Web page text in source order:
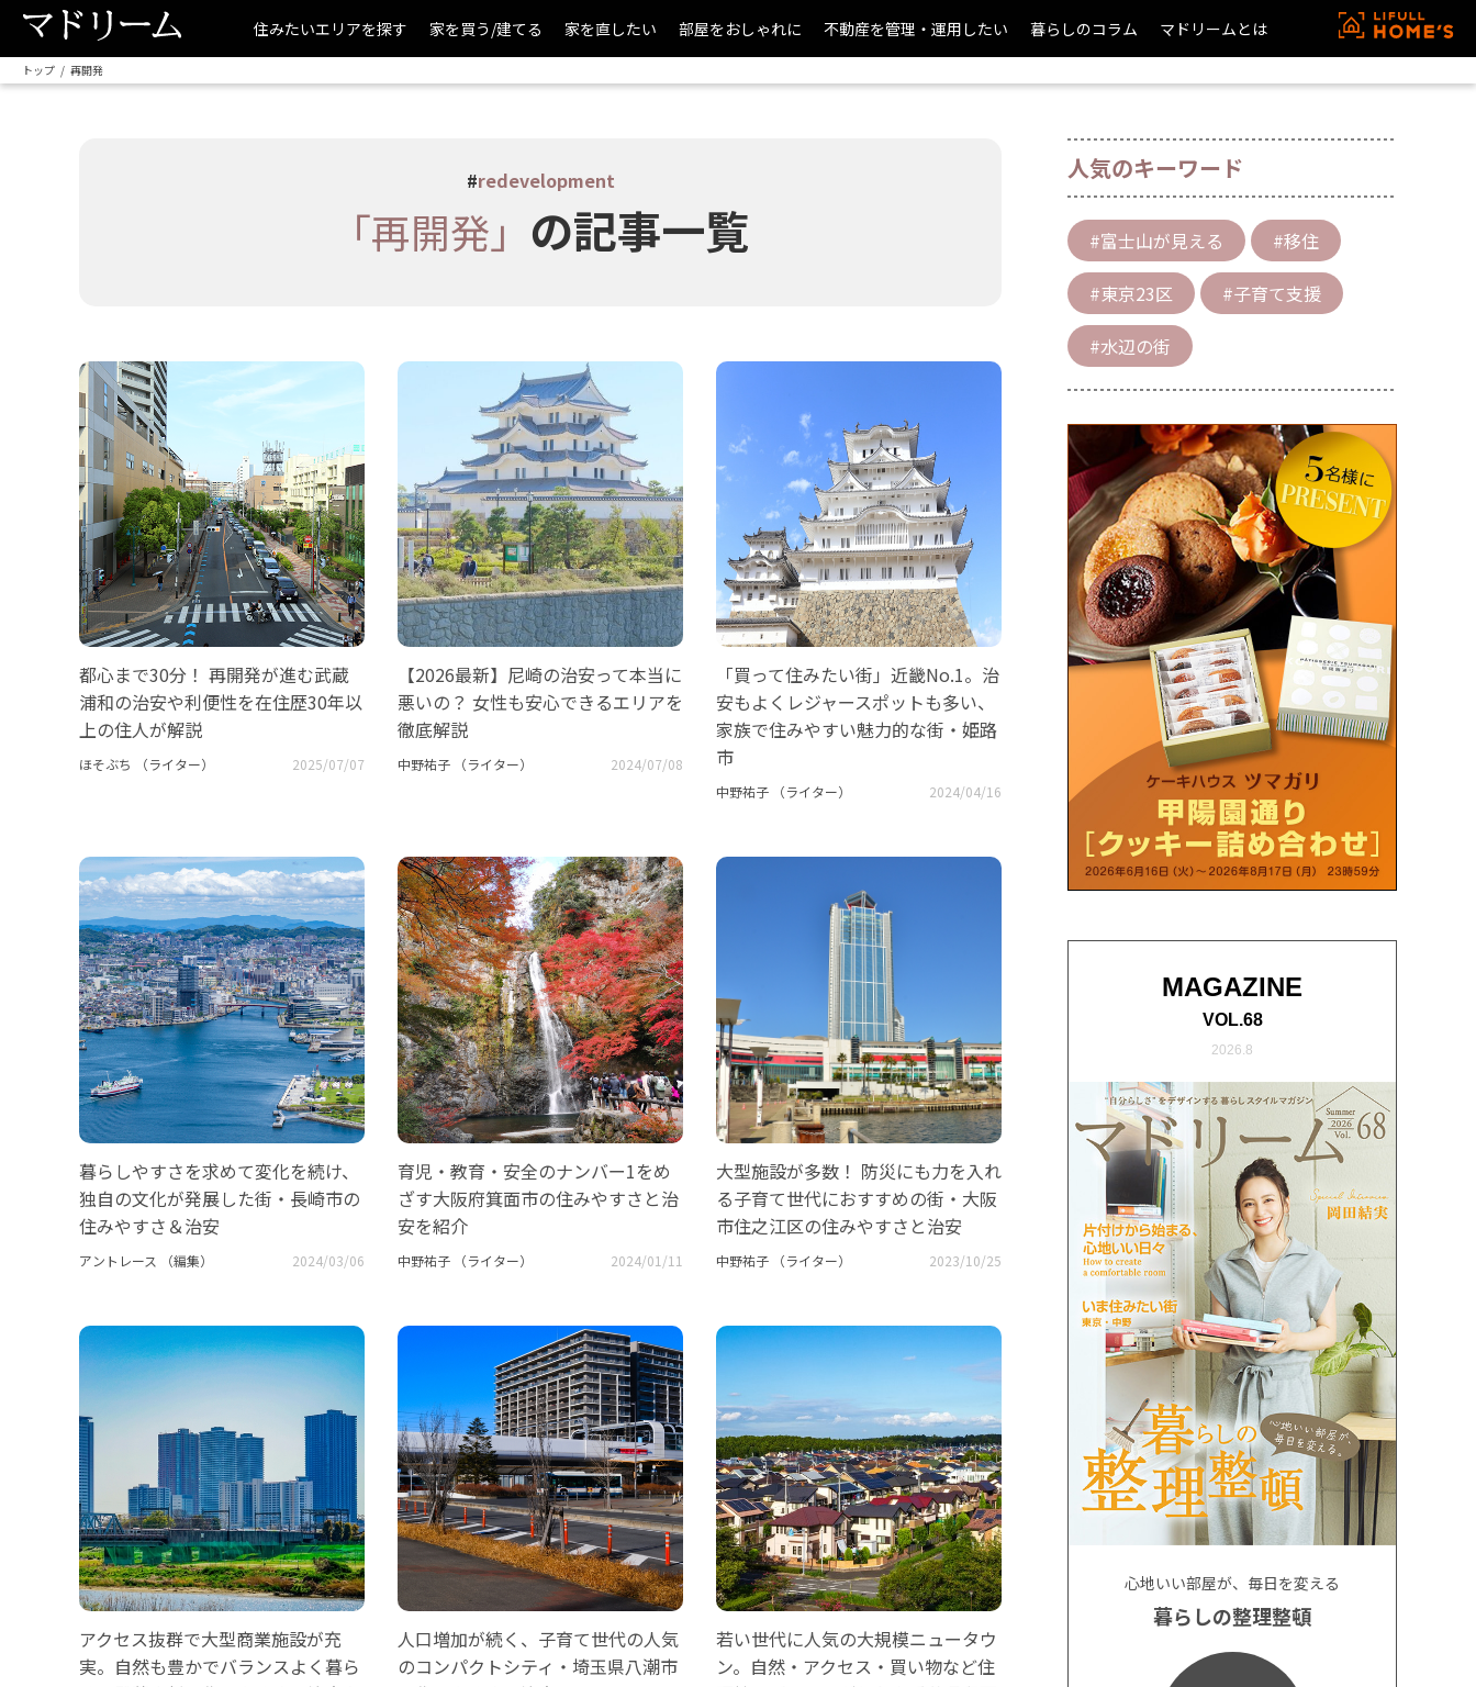
住みたいエリアを探す 家を買う/建てる 家を直したい 部屋をおしゃれに 不動産を管理・運用したい 暮らしのコラム マドリームとは
トップ 再開発
#redevelopment
「再開発」 の記事一覧
都心まで30分！ 再開発が進む武蔵
浦和の治安や利便性を在住歴30年以
上の住人が解説
ほそぶち （ライター） 2025/07/07
【2026最新】尼崎の治安って本当に
悪いの？ 女性も安心できるエリアを
徹底解説
中野祐子 （ライター） 2024/07/08
「買って住みたい街」近畿No.1。治
安もよくレジャースポットも多い、
家族で住みやすい魅力的な街・姫路
市
中野祐子 （ライター） 2024/04/16
暮らしやすさを求めて変化を続け、
独自の文化が発展した街・長崎市の
住みやすさ＆治安
アントレース （編集） 2024/03/06
育児・教育・安全のナンバー1をめ
ざす大阪府箕面市の住みやすさと治
安を紹介
中野祐子 （ライター） 2024/01/11
大型施設が多数！ 防災にも力を入れ
る子育て世代におすすめの街・大阪
市住之江区の住みやすさと治安
中野祐子 （ライター） 2023/10/25
アクセス抜群で大型商業施設が充
実。自然も豊かでバランスよく暮ら
人口増加が続く、子育て世代の人気
のコンパクトシティ・埼玉県八潮市
若い世代に人気の大規模ニュータウ
ン。自然・アクセス・買い物など住
人気のキーワード
#富士山が見える
#移住
#東京23区
#子育て支援
#水辺の街
MAGAZINE
VOL.68
2026.8
心地いい部屋が、毎日を変える
暮らしの整理整頓